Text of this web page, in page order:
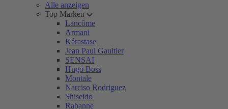
Alle anzeigen
Top Marken
Lancôme
Armani
Kérastase
Jean Paul Gaultier
SENSAI
Hugo Boss
Montale
Narciso Rodriguez
Shiseido
Rabanne